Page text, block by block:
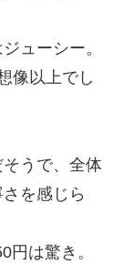
ューシー。
像以上でし
うで、全体
を感じら
円は驚き。